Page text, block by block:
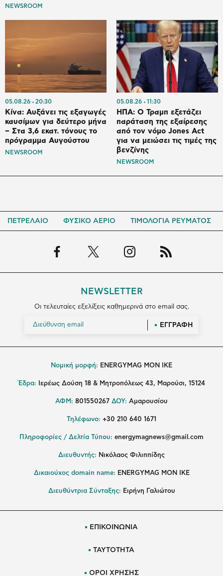
NEWSROOM
05.08.26 20:30
Κίνα: Αυξάνει τις εξαγωγές
καυσίμων για δεύτερο μήνα
– Στα 3,6 εκατ. τόνους το
πρόγραμμα Αυγούστου
NEWSROOM
05.08.26 11:30
ΗΠΑ: Ο Τραμπ εξετάζει
παράταση της εξαίρεσης
από τον νόμο Jones Act
για να μειώσει τις τιμές της
βενζίνης
NEWSROOM
ΠΕΤΡΕΛΑΙΟ ΦΥΣΙΚΟ ΑΕΡΙΟ ΤΙΜΟΛΟΓΙΑ ΡΕΥΜΑΤΟΣ
NEWSLETTER
Οι τελευταίες εξελίξεις καθημερινά στο email σας.
ΕΓΓΡΑΦΗ
Νομική μορφή: ENERGYMAG MON IKE
Έδρα: Ιερέως Δούση 18 & Μητροπόλεως 43, Μαρούσι, 15124
ΑΦΜ: 801550267 ΔΟΥ: Αμαρουσίου
Τηλέφωνο: +30 210 640 1671
Πληροφορίες / Δελτία Τύπου: energymagnews@gmail.com
Διευθυντής: Νικόλαος Φιλιππίδης
Δικαιούχος domain name: ENERGYMAG ΜΟΝ ΙΚΕ
Διευθύντρια Σύνταξης: Ειρήνη Γαλιώτου
ΕΠΙΚΟΙΝΩΝΙΑ
ΤΑΥΤΟΤΗΤΑ
ΟΡΟΙ ΧΡΗΣΗΣ